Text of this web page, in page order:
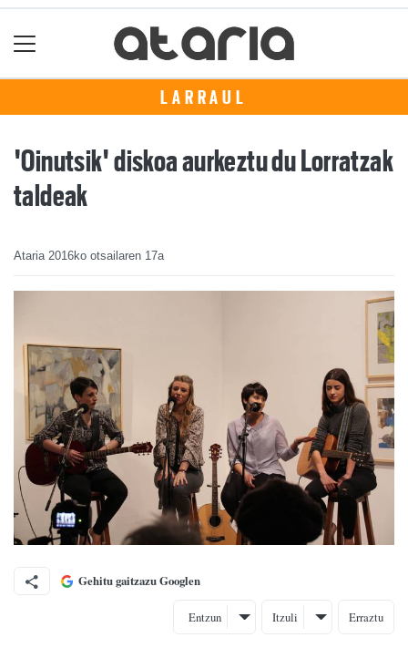
LARRAUL
'Oinutsik' diskoa aurkeztu du Lorratzak
taldeak
Ataria 2016ko otsailaren 17a
Gehitu gaitzazu Googlen
Entzun Itzuli Erraztu